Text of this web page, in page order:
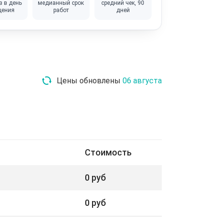
в день
медианный срок
работ
средний чек, 90
дней
Цены обновлены 06 августа
Стоимость
0 руб
0 руб